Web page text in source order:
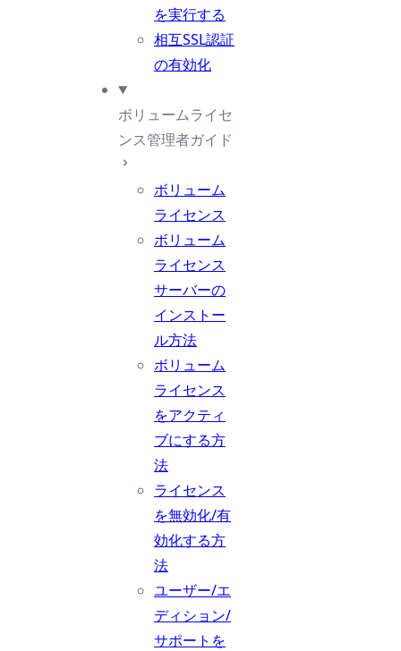
を実行する
相互SSL認証
の有効化
ボリュームライセ
ンス管理者ガイド
ボリューム
ライセンス
ボリューム
ライセンス
サーバーの
インストー
ル方法
ボリューム
ライセンス
をアクティ
ブにする方
法
ライセンス
を無効化/有
効化する方
法
ユーザー/エ
ディション/
サポートを